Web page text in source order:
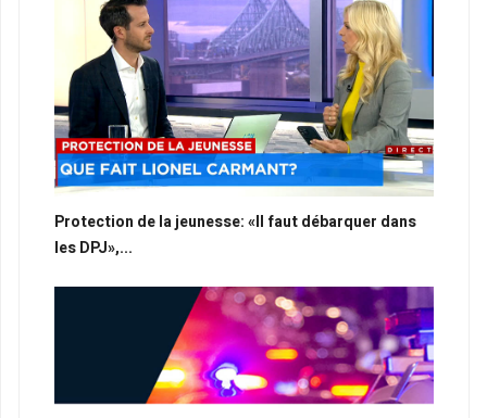
Protection de la jeunesse: «Il faut débarquer dans
les DPJ»,...